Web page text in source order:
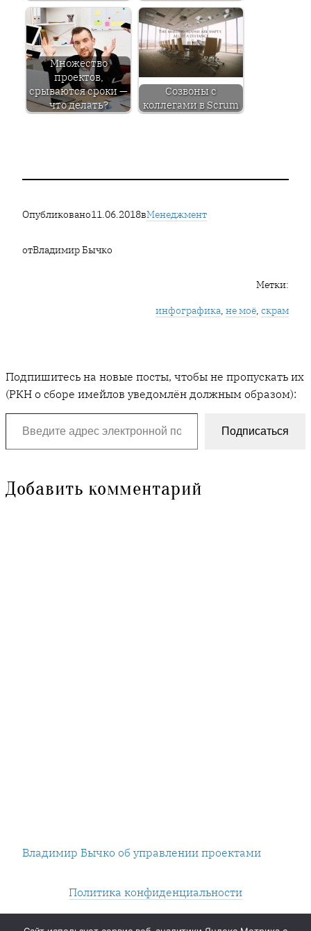
Множество
проектов,
срываются сроки —
что делать?
Созвоны с
коллегами в Scrum
Опубликовано11.06.2018вМенеджмент
отВладимир Бычко
Метки:
инфографика не моё скрам
Подпишитесь на новые посты, чтобы не пропускать их
(РКН о сборе имейлов уведомлён должным образом):
Введите адрес электронной почты…
Подписаться
Добавить комментарий
Владимир Бычко об управлении проектами
Политика конфиденциальности